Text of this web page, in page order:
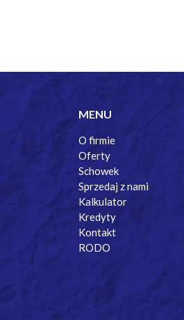
MENU
O firmie
Oferty
Schowek
Sprzedaj z nami
Kalkulator
Kredyty
Kontakt
RODO